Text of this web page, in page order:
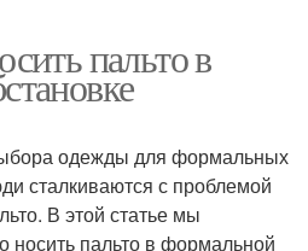
пальто в
одежды для формальных
сталкиваются с проблемой
В этой статье мы
носить пальто в формальной